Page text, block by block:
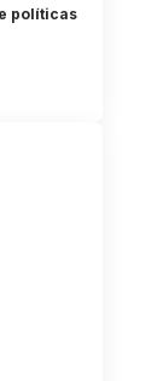
políticas